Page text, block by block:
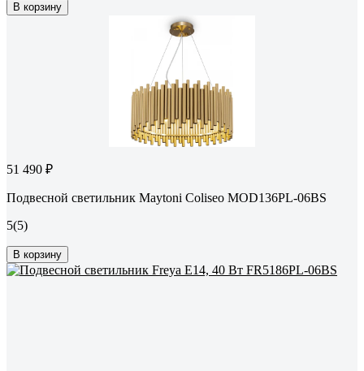
В корзину
51 490 ₽
Подвесной светильник Maytoni Coliseo MOD136PL-06BS
5(5)
В корзину